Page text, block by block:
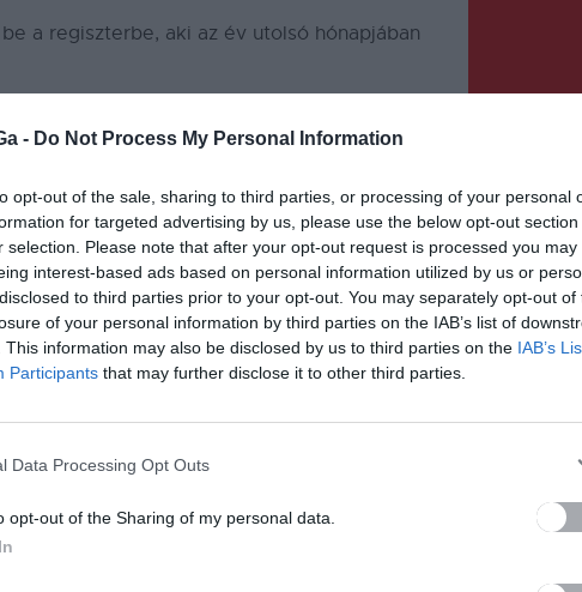
- Do Not Process My Personal Information
opt-out of the sale, sharing to third parties, or processing of your personal
for targeted advertising by us, please use the below opt-out section
selection. Please note that after your opt-out request is processed you may
interest-based ads based on personal information utilized by us or
to third parties prior to your opt-out. You may separately opt-out of
of your personal information by third parties on the IAB’s list of
This information may also be disclosed by us to third parties on the IAB’s
Participants that may further disclose it to other third parties.
Data Processing Opt Outs
opt-out of the Sharing of my personal data.
a regiszterbe, aki az év utolsó hónapjában
névjegyzékben szereplő személyek közül
769.243 polgár pedig külföldön lakik.
KÖVETKEZŐ BEJEGYZÉS
Év eleji áremelkedések